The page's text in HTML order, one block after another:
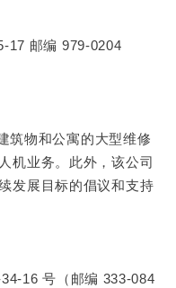
17 邮编 979-0204
筑物和公寓的大型维修
机业务。此外，该公司
发展目标的倡议和支持
16 号（邮编 333-084